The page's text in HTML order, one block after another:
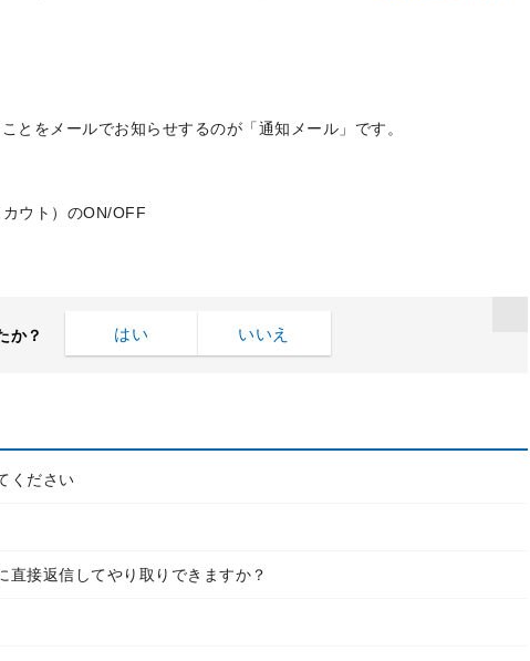
とをメールでお知らせするのが「通知メール」です。
ウト）のON/OFF
か？ はい いいえ
ください
直接返信してやり取りできますか？